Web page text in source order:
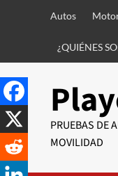
Autos
¿QUIÉNES
PRUEBAS DE
MOVILIDAD